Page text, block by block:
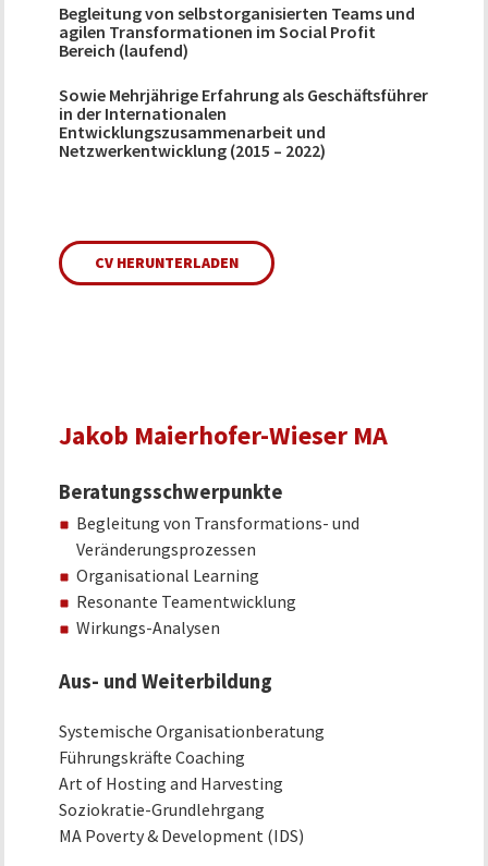
Begleitung von selbstorganisierten Teams und
agilen Transformationen im Social Profit
Bereich (laufend)
Sowie Mehrjährige Erfahrung als Geschäftsführer
in der Internationalen
Entwicklungszusammenarbeit und
Netzwerkentwicklung (2015 – 2022)
CV HERUNTERLADEN
Jakob Maierhofer-Wieser MA
Beratungsschwerpunkte
Begleitung von Transformations- und
Veränderungsprozessen
Organisational Learning
Resonante Teamentwicklung
Wirkungs-Analysen
Aus- und Weiterbildung
Systemische Organisationberatung
Führungskräfte Coaching
Art of Hosting and Harvesting
Soziokratie-Grundlehrgang
MA Poverty & Development (IDS)